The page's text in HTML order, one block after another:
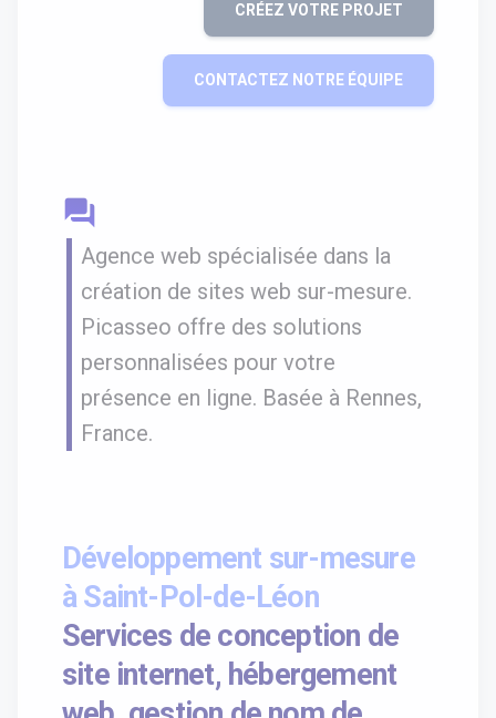
CRÉEZ VOTRE PROJET
CONTACTEZ NOTRE ÉQUIPE
question_answer
Agence web spécialisée dans la
création de sites web sur-mesure.
Picasseo offre des solutions
personnalisées pour votre
présence en ligne. Basée à Rennes,
France.
Développement sur-mesure
à Saint-Pol-de-Léon
Services de conception de
site internet, hébergement